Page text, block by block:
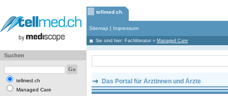
tellmed.ch
Sitemap | Impressum
Sie sind hier: Fachliteratur » Managed Care
Suchen
tellmed.ch
Managed Care
Das Portal für Ärztinnen und Ärzte